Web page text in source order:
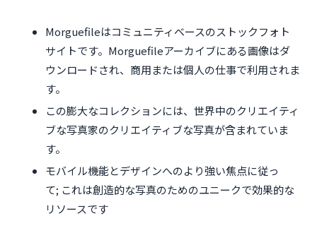
Morguefileはコミュニティベースのストックフォト
サイトです。Morguefileアーカイブにある画像はダ
ウンロードされ、商用または個人の仕事で利用されま
す。
この膨大なコレクションには、世界中のクリエイティ
ブな写真家のクリエイティブな写真が含まれていま
す。
モバイル機能とデザインへのより強い焦点に従っ
て; これは創造的な写真のためのユニークで効果的な
リソースです